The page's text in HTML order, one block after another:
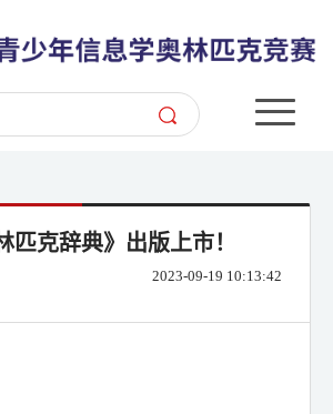
匹克辞典》出版上市！
2023-09-19 10:13:42